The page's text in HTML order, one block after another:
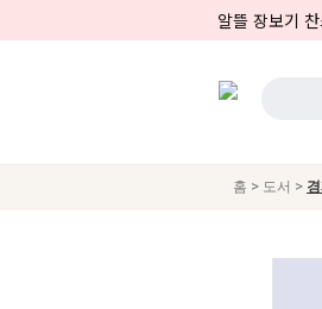
알뜰 장보기
홈 > 도서 >